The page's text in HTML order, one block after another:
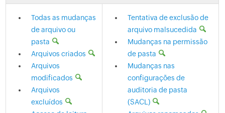
Todas as mudanças
de arquivo ou
pasta
Arquivos criados
Arquivos
modificados
Arquivos
excluídos
Tentativa de exclusão de
arquivo malsucedida
Mudanças na permissão
de pasta
Mudanças nas
configurações de
auditoria de pasta
(SACL)